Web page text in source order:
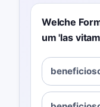
Welche
um 'las